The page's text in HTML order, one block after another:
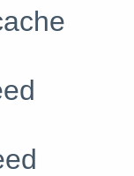
#
#